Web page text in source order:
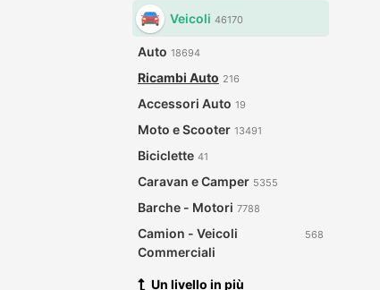
Veicoli 46170
Auto 18694
Ricambi Auto 216
Accessori Auto 19
Moto e Scooter 13491
Biciclette 41
Caravan e Camper 5355
Barche - Motori 7788
Camion - Veicoli
Commerciali
568
Un livello in più